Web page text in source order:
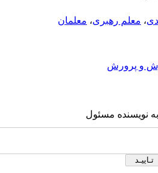
، معلم‌ رهبری، معلمان
و پرورش
به نویسنده مسئول